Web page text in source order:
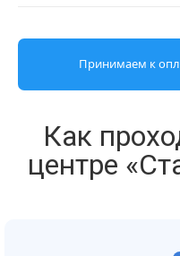
Принимаем к
Как
центре